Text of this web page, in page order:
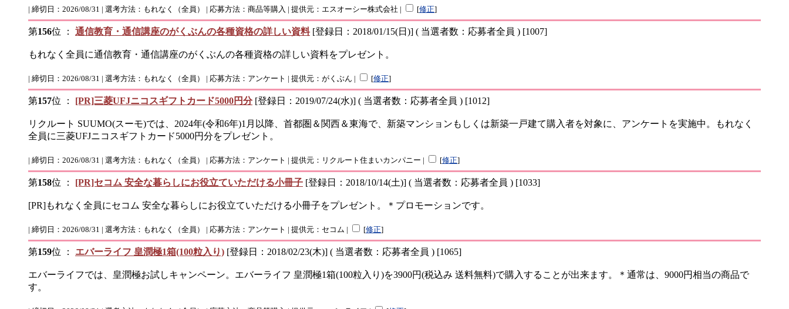
| 締切日：2026/08/31 | 選考方法：もれなく（全員） | 応募方法：商品等購入 | 提供元：エスオーシー株式会社 | [修正]
第156位 ： 通信教育・通信講座のがくぶんの各種資格の詳しい資料[登録日：2018/01/15(日)] ( 当選者数：応募者全員 ) [1007]
もれなく全員に通信教育・通信講座のがくぶんの各種資格の詳しい資料をプレゼント。
| 締切日：2026/08/31 | 選考方法：もれなく（全員） | 応募方法：アンケート | 提供元：がくぶん | [修正]
第157位 ： [PR]三菱UFJニコスギフトカード5000円分[登録日：2019/07/24(水)] ( 当選者数：応募者全員 ) [1012]
リクルート SUUMO(スーモ)では、2024年(令和6年)1月以降、首都圏＆関西＆東海で、新築マンションもしくは新築一戸建て購入者を対象に、アンケートを実施中。もれなく
全員に三菱UFJニコスギフトカード5000円分をプレゼント。
| 締切日：2026/08/31 | 選考方法：もれなく（全員） | 応募方法：アンケート | 提供元：リクルート住まいカンパニー | [修正]
第158位 ： [PR]セコム 安全な暮らしにお役立ていただける小冊子 [登録日：2018/10/14(土)] ( 当選者数：応募者全員 ) [1033]
[PR]もれなく全員にセコム 安全な暮らしにお役立ていただける小冊子をプレゼント。＊プロモーションです。
| 締切日：2026/08/31 | 選考方法：もれなく（全員） | 応募方法：アンケート | 提供元：セコム | [修正]
第159位 ： エバーライフ 皇潤極1箱(100粒入り) [登録日：2018/02/23(木)] ( 当選者数：応募者全員 ) [1065]
エバーライフでは、皇潤極お試しキャンペーン。エバーライフ 皇潤極1箱(100粒入り)を3900円(税込み 送料無料)で購入することが出来ます。＊通常は、9000円相当の商品で
す。